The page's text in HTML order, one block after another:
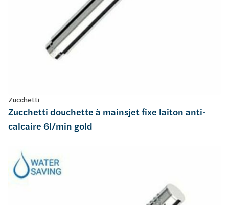
Zucchetti
Zucchetti douchette à mainsjet fixe laiton anti-
calcaire 6l/min gold